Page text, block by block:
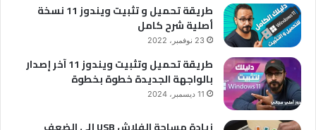
طريقة تحميل و تثبيت ويندوز 11 نسخة
أصلية شرح كامل
23 نوفمبر، 2022
طريقة تحميل وتثبيت ويندوز 11 آخر إصدار
بالواجهة الجديدة خطوة بخطوة
11 ديسمبر، 2024